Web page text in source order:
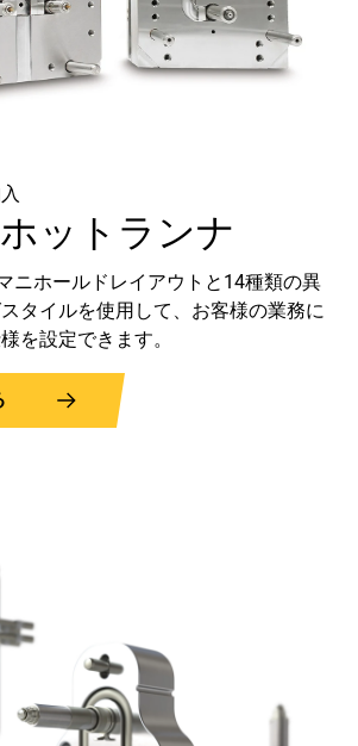
ットランナ
ニホールドレイアウトと14種類の異
タイルを使用して、お客様の業務に
を設定できます。